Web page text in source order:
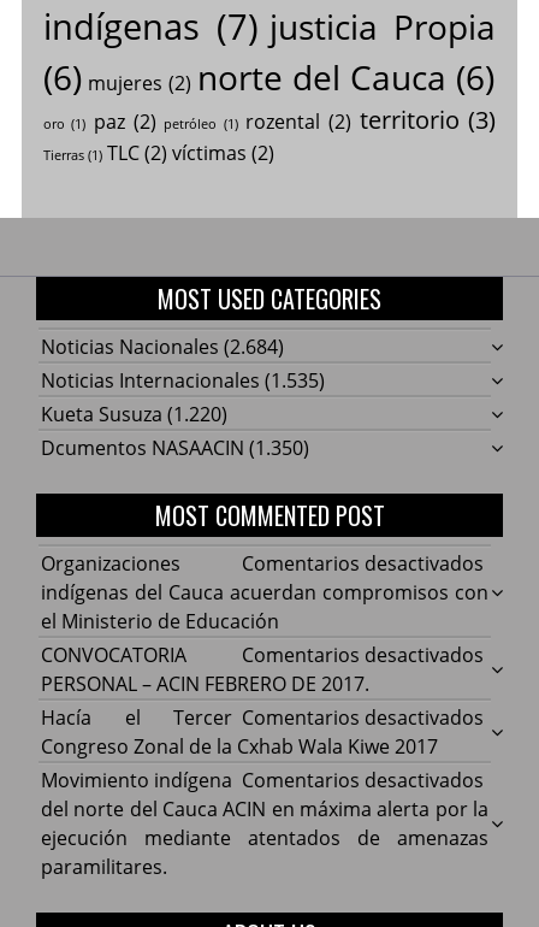
indígenas (7) justicia Propia
(6) mujeres (2) norte del Cauca (6)
oro (1) paz (2) petróleo (1) rozental (2) territorio (3)
Tierras(1) TLC(2) víctimas (2)
MOST USED CATEGORIES
Noticias Nacionales (2.684)
Noticias Internacionales (1.535)
Kueta Susuza (1.220)
Dcumentos NASAACIN (1.350)
MOST COMMENTED POST
Comentarios desactivados
Cauca
con
de
Organizaciones
indígenas del Cauca acuerdan compromisos con
el Ministerio de Educación
Comentarios desactivados
ACIN
DE
CONVOCATORIA
PERSONAL – ACIN FEBRERO DE 2017.
Comentarios desactivados
Hacía
la
Hacía el Tercer
Congreso Zonal de la Cxhab Wala Kiwe 2017
Comentarios desactivados
Movimiento indígena
del norte del Cauca ACIN en máxima alerta por la
ejecución mediante atentados de amenazas
paramilitares.